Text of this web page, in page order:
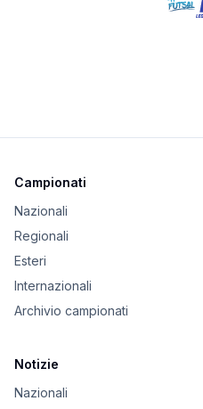
Campionati
Nazionali
Regionali
Esteri
Internazionali
Archivio campionati
Notizie
Nazionali